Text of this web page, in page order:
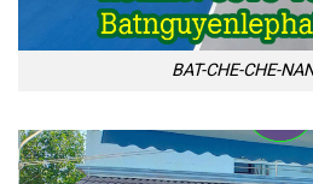
BAT-CHE-CHE-